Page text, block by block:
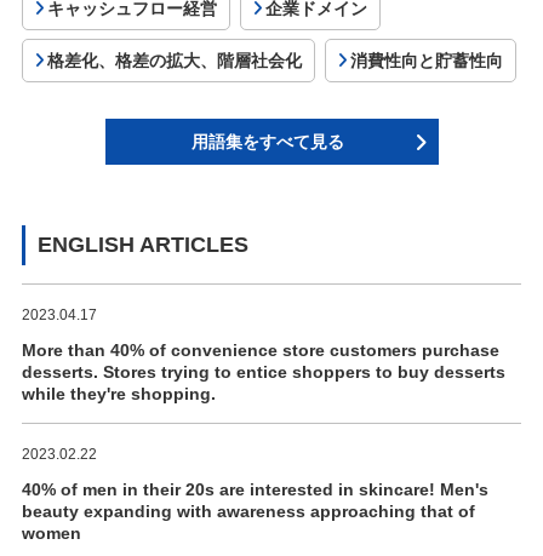
キャッシュフロー経営 企業ドメイン
格差化、格差の拡大、階層社会化 消費性向と貯蓄性向
用語集をすべて見る
ENGLISH ARTICLES
2023.04.17
More than 40% of convenience store customers purchase
desserts. Stores trying to entice shoppers to buy desserts
while they're shopping.
2023.02.22
40% of men in their 20s are interested in skincare! Men's
beauty expanding with awareness approaching that of
women